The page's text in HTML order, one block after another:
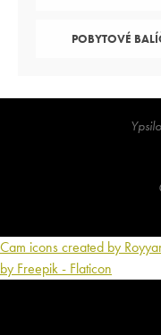
POBYTOVÉ
Cam icons created by
by Freepik - Flaticon